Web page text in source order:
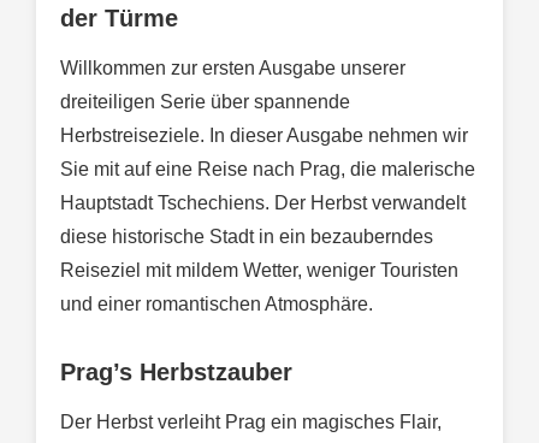
der Türme
Willkommen zur ersten Ausgabe unserer
dreiteiligen Serie über spannende
Herbstreiseziele. In dieser Ausgabe nehmen wir
Sie mit auf eine Reise nach Prag, die malerische
Hauptstadt Tschechiens. Der Herbst verwandelt
diese historische Stadt in ein bezauberndes
Reiseziel mit mildem Wetter, weniger Touristen
und einer romantischen Atmosphäre.
Prag’s Herbstzauber
Der Herbst verleiht Prag ein magisches Flair,